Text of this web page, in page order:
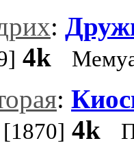
:
4k
:
[1870] 4k